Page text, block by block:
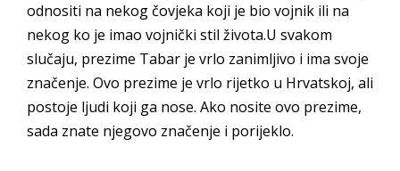
odnositi na nekog čovjeka koji je bio vojnik ili na
nekog ko je imao vojnički stil života.U svakom
slučaju, prezime Tabar je vrlo zanimljivo i ima svoje
značenje. Ovo prezime je vrlo rijetko u Hrvatskoj, ali
postoje ljudi koji ga nose. Ako nosite ovo prezime,
sada znate njegovo značenje i porijeklo.